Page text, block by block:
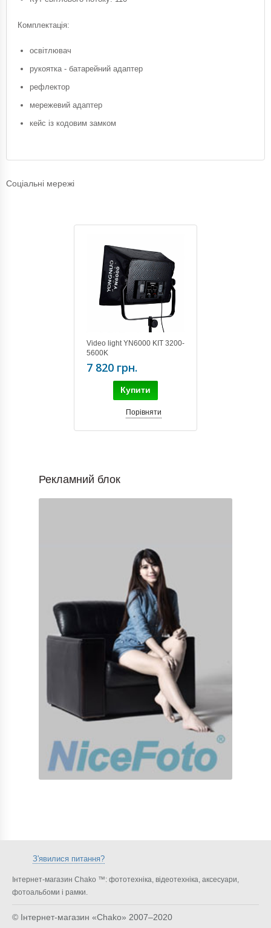
Комплектація:
освітлювач
рукоятка - батарейний адаптер
рефлектор
мережевий адаптер
кейс із кодовим замком
Соціальні мережі
Video light YN6000 KIT 3200-
5600K
7 820 грн.
Купити
Порівняти
Рекламний блок
З'явилися питання?
Інтернет-магазин Chako ™: фототехніка, відеотехніка, аксесуари,
фотоальбоми і рамки.
© Інтернет-магазин «Chako» 2007–2020